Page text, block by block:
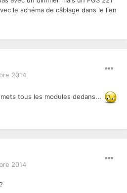
le schéma de câblage dans le lien
2014
tous les modules dedans...
2014